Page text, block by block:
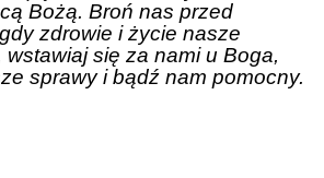
Bożą. Broń nas przed
zdrowie i życie nasze
się za nami u Boga,
sprawy i bądź nam pomocny.